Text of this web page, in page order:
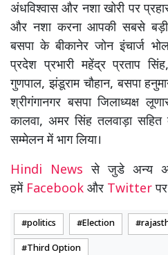
अंधविश्वास और नशा खोरी पर
और नशा करना आपकी सबसे
बसपा के बीकानेर जोन इंचार्ज
प्रदेश प्रभारी महेंद्र प्रताप
गुणपाल, झंडूराम चौहान, बसपा
श्रीगंगानगर बसपा जिलाध्यक्ष
कालवा, अमर सिंह तलवाड़ा सहित
सम्मेलन में भाग लिया।
Hindi Newsसे जुडे अन्य
हमें Facebook और Twitter
politics Election
Third Option